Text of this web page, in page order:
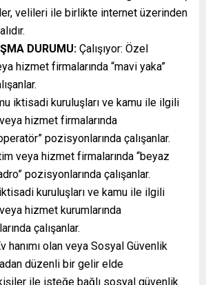
velileri ile birlikte internet üzerinden
DURUMU: Çalışıyor: Özel
hizmet firmalarında “mavi yaka”
iktisadi kuruluşları ve kamu ile ilgili
hizmet firmalarında
pozisyonlarında çalışanlar.
veya hizmet firmalarında “beyaz
pozisyonlarında çalışanlar.
kuruluşları ve kamu ile ilgili
hizmet kurumlarında
çalışanlar.
hanımı olan veya Sosyal Güvenlik
düzenli bir gelir elde
ile isteğe bağlı sosyal güvenlik